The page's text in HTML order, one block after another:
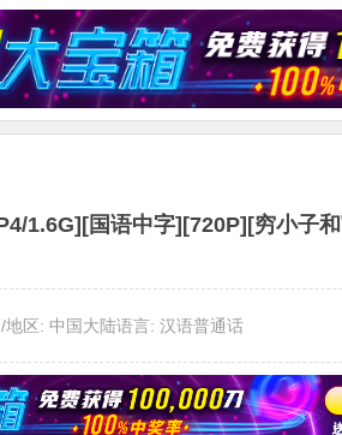
1.6G][国语中字][720P][穷小子
区: 中国大陆语言: 汉语普通话